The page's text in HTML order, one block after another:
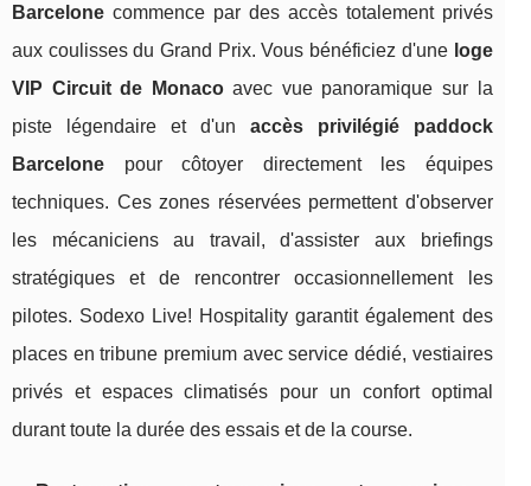
Barcelone commence par des accès totalement privés
aux coulisses du Grand Prix. Vous bénéficiez d'une loge
VIP Circuit de Monacoavec vue panoramique sur la
piste légendaire et d'un accès privilégié paddock
Barcelone pour côtoyer directement les équipes
techniques. Ces zones réservées permettent d'observer
les mécaniciens au travail, d'assister aux briefings
stratégiques et de rencontrer occasionnellement les
pilotes. Sodexo Live! Hospitality garantit également des
places en tribune premium avec service dédié, vestiaires
privés et espaces climatisés pour un confort optimal
durant toute la durée des essais et de la course.